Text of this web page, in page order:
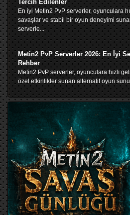
Tercih Edilenler
En iyi Metin2 PvP serverler, oyunculara
savaşlar ve stabil bir oyun deneyimi
serverle...
Metin2 PvP Serverler 2026: En İyi
Rehber
Metin2 PvP serverler, oyunculara hızlı
özel etkinlikler sunan alternatif oyun